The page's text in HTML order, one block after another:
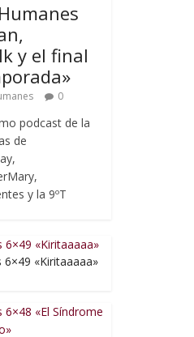
y el final
0
podcast de la
de
y la 9ºT
6×49 «Kiritaaaaa»